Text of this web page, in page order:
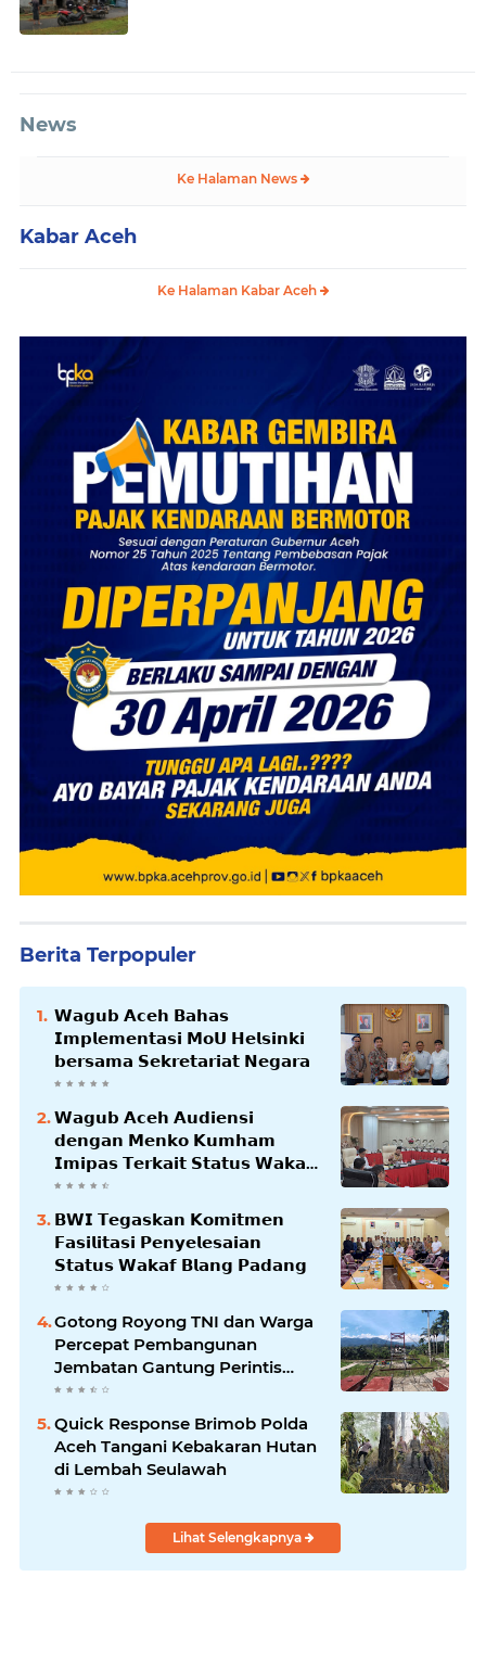
News
Ke Halaman News
Kabar Aceh
Ke Halaman Kabar Aceh
Berita Terpopuler
𝗪𝗮𝗴𝘂𝗯 𝗔𝗰𝗲𝗵 𝗕𝗮𝗵𝗮𝘀
𝗜𝗺𝗽𝗹𝗲𝗺𝗲𝗻𝘁𝗮𝘀𝗶 𝗠𝗼𝗨 𝗛𝗲𝗹𝘀𝗶𝗻𝗸𝗶
𝗯𝗲𝗿𝘀𝗮𝗺𝗮 𝗦𝗲𝗸𝗿𝗲𝘁𝗮𝗿𝗶𝗮𝘁 𝗡𝗲𝗴𝗮𝗿𝗮
𝗪𝗮𝗴𝘂𝗯 𝗔𝗰𝗲𝗵 𝗔𝘂𝗱𝗶𝗲𝗻𝘀𝗶
𝗱𝗲𝗻𝗴𝗮𝗻 𝗠𝗲𝗻𝗸𝗼 𝗞𝘂𝗺𝗵𝗮𝗺
𝗜𝗺𝗶𝗽𝗮𝘀 𝗧𝗲𝗿𝗸𝗮𝗶𝘁 𝗦𝘁𝗮𝘁𝘂𝘀 𝗪𝗮𝗸𝗮𝗳
𝗕𝗹𝗮𝗻𝗴𝗽𝗮𝗱𝗮𝗻𝗴
𝗕𝗪𝗜 𝗧𝗲𝗴𝗮𝘀𝗸𝗮𝗻 𝗞𝗼𝗺𝗶𝘁𝗺𝗲𝗻
𝗙𝗮𝘀𝗶𝗹𝗶𝘁𝗮𝘀𝗶 𝗣𝗲𝗻𝘆𝗲𝗹𝗲𝘀𝗮𝗶𝗮𝗻
𝗦𝘁𝗮𝘁𝘂𝘀 𝗪𝗮𝗸𝗮𝗳 𝗕𝗹𝗮𝗻𝗴 𝗣𝗮𝗱𝗮𝗻𝗴
Gotong Royong TNI dan Warga
Percepat Pembangunan
Jembatan Gantung Perintis
Kuta Ujung Aceh Tenggara
Quick Response Brimob Polda
Aceh Tangani Kebakaran Hutan
di Lembah Seulawah
Lihat Selengkapnya